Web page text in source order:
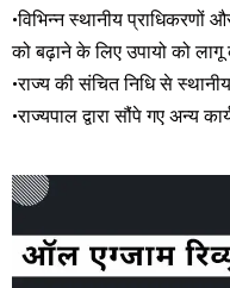
•विभिन्न स्थानीय प्राधिकरणों
को बढ़ाने के लिए उपायो को लागू
•राज्य की संचित निधि से
•राज्यपाल द्वारा सौंपे गए अन्य